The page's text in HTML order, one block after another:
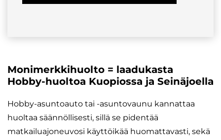
Monimerkkihuolto = laadukasta
Hobby-huoltoa Kuopiossa ja Seinäjoella
Hobby-asuntoauto tai -asuntovaunu kannattaa
huoltaa säännöllisesti, sillä se pidentää
matkailuajoneuvosi käyttöikää huomattavasti, sekä